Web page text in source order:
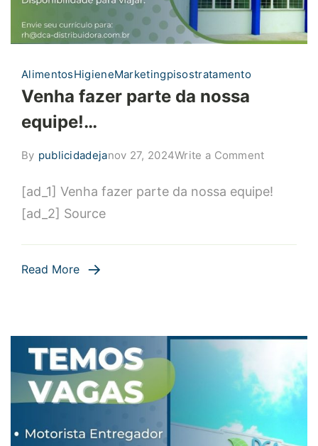
AlimentosHigieneMarketingpisostratamento
Venha fazer parte da nossa
equipe!…
By publicidadejanov 27, 2024Write a Commenton
fazer
nossa
[ad_1] Venha fazer parte da nossa equipe!
[ad_2] Source
Read More